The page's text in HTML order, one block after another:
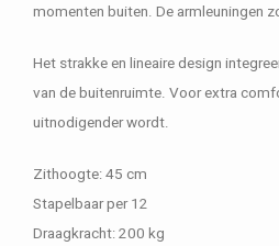
momenten buiten. De armleuningen
Het strakke en lineaire design
van de buitenruimte. Voor extra
uitnodigender wordt.
Zithoogte: 45 cm
Stapelbaar per 12
Draagkracht: 200 kg